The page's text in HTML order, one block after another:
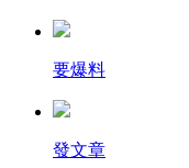
要爆料
發文章